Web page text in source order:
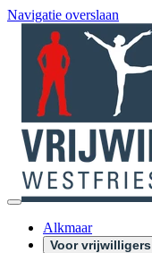
Navigatie overslaan
Alkmaar
Voor vrijwilligers